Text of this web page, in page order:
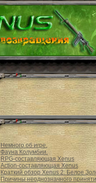
Немного об игре.
Фауна Колумбии.
RPG-составляющая Xenus
Action-составляющая Xenus
Краткий обзор Xenus 2: Белое
Причины неоднозначного